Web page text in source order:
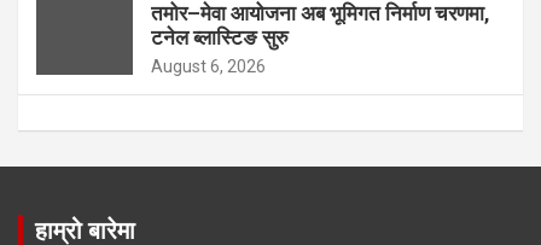
तमोर–मेवा आयोजना अब भूमिगत निर्माण चरणमा,
टनेल ब्लास्टिङ सुरु
August 6, 2026
हाम्रो बारेमा